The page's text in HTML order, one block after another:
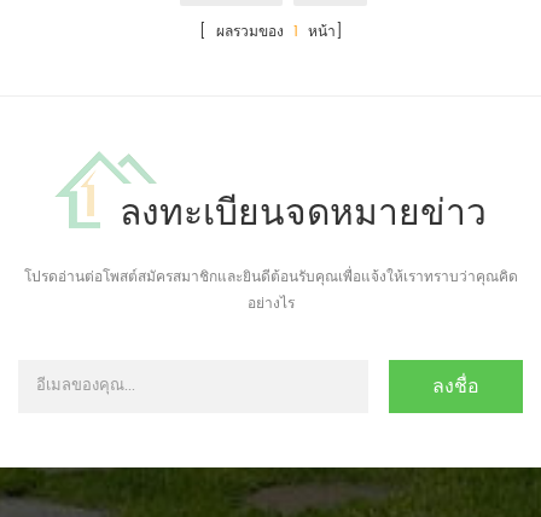
[ ผลรวมของ 1 หน้า]
ลงทะเบียนจดหมายข่าว
โปรดอ่านต่อโพสต์สมัครสมาชิกและยินดีต้อนรับคุณเพื่อแจ้งให้เราทราบว่าคุณคิด
อย่างไร